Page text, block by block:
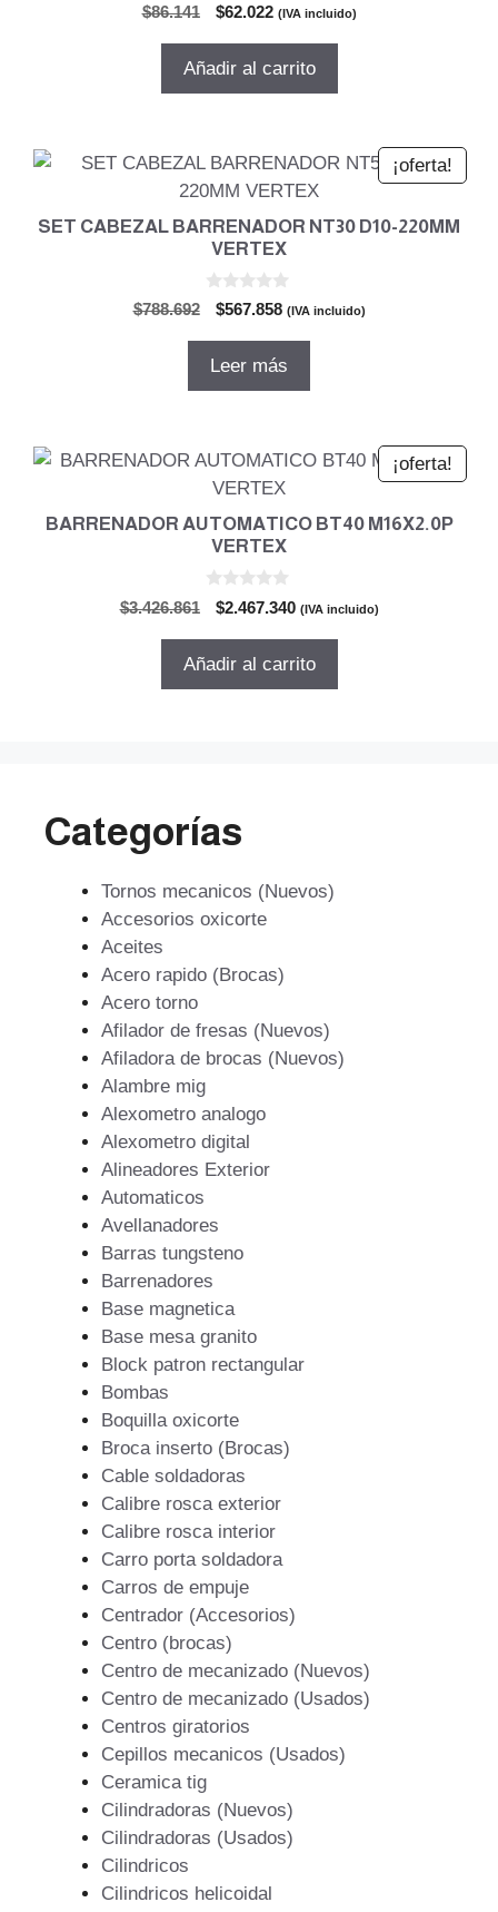
$86.141
El
original
$62.022El
actual
(IVA incluido)
Añadir al carrito
¡oferta!
SET CABEZAL BARRENADOR NT30 D10-220MM
VERTEX
$788.692
El
original
$567.858El(IVA incluido)
Leer más
¡oferta!
BARRENADOR AUTOMATICO BT40 M16X2.0P
VERTEX
$3.426.861
El
original
$2.467.340El
actual
(IVA incluido)
Añadir al carrito
Categorías
Tornos mecanicos (Nuevos)
Accesorios oxicorte
Aceites
Acero rapido (Brocas)
Acero torno
Afilador de fresas (Nuevos)
Afiladora de brocas (Nuevos)
Alambre mig
Alexometro analogo
Alexometro digital
Alineadores Exterior
Automaticos
Avellanadores
Barras tungsteno
Barrenadores
Base magnetica
Base mesa granito
Block patron rectangular
Bombas
Boquilla oxicorte
Broca inserto (Brocas)
Cable soldadoras
Calibre rosca exterior
Calibre rosca interior
Carro porta soldadora
Carros de empuje
Centrador (Accesorios)
Centro (brocas)
Centro de mecanizado (Nuevos)
Centro de mecanizado (Usados)
Centros giratorios
Cepillos mecanicos (Usados)
Ceramica tig
Cilindradoras (Nuevos)
Cilindradoras (Usados)
Cilindricos
Cilindricos helicoidal